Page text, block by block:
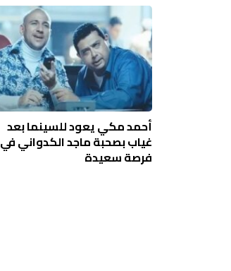
أحمد مكي يعود للسينما بعد
غياب بصحبة ماجد الكدواني في
فرصة سعيدة